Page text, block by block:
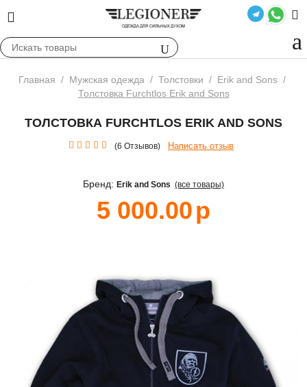
Главная / Мужская одежда / Толстовки / Erik and Sons /
Толстовка Furchtlos Erik and Sons
ТОЛСТОВКА FURCHTLOS ERIK AND SONS
(6 Отзывов) Написать отзыв
Бренд: Erik and Sons (все товары)
5 000.00р